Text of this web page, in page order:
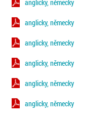
anglicky, německy
anglicky, německy
anglicky, německy
anglicky, německy
anglicky, německy
anglicky, německy